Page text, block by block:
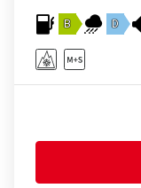
B D